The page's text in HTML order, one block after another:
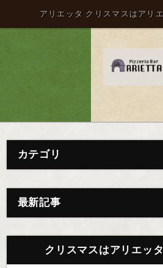
アリエッタ クリスマスはアリ
カテゴリ
最新記事
クリスマスはアリエッ